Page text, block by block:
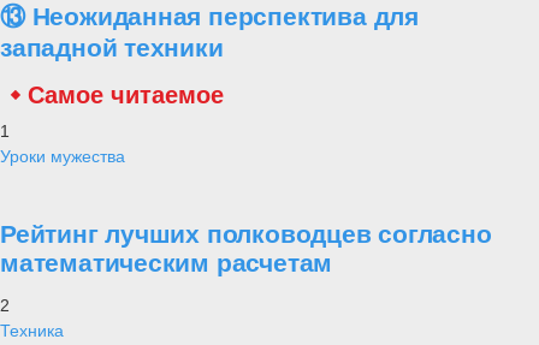
⑬ Неожиданная перспектива для
западной техники
Самое читаемое
1
Уроки мужества
Рейтинг лучших полководцев согласно
математическим расчетам
2
Техника